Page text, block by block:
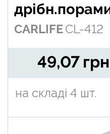
CARLIFECL-412
49,07 грн
на складі 4 шт.